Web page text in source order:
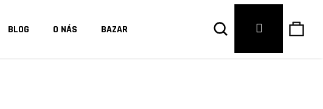
BLOG O NÁS BAZAR Hledat Přihlášení